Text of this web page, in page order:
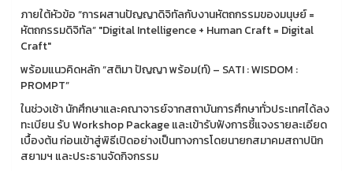
ภายใต้หัวข้อ “การผสานปัญญาดิจิทัลกับงานหัตถกรรมของมนุษย์ =
หัตถกรรมดิจิทัล” "Digital Intelligence + Human Craft = Digital
Craft"
พร้อมแนวคิดหลัก “สติมา ปัญญา พร้อม(ท์) – SATI : WISDOM :
PROMPT”
ในช่วงเช้า นักศึกษาและคณาจารย์จากสถาบันการศึกษาทั่วประเทศได้ลง
ทะเบียน รับ Workshop Package และเข้ารับฟังการชี้แจงรายละเอียด
เบื้องต้น ก่อนเข้าสู่พิธีเปิดอย่างเป็นทางการโดยนายกสมาคมสถาปนิก
สยามฯ และประธานจัดกิจกรรม